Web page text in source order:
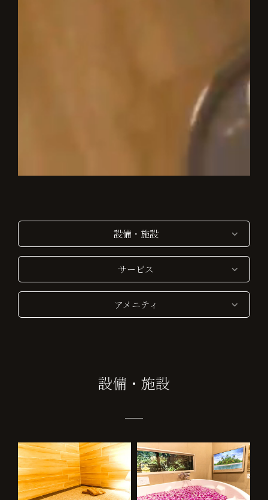
設備・施設
サービス
アメニティ
設備・施設